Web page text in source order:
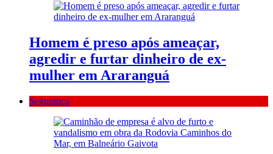
Homem é preso após ameaçar,
agredir e furtar dinheiro de ex-
mulher em Araranguá
Segurança